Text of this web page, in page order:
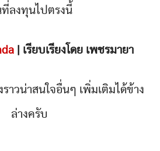
ที่ลงทุนไปตรงนี้
| เรียบเรียงโดย เพชรมายา
าวน่าสนใจอื่นๆ เพิ่มเติมได้ข้าง
ล่างครับ